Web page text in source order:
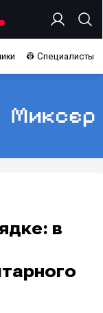
👷 Специалисты
в